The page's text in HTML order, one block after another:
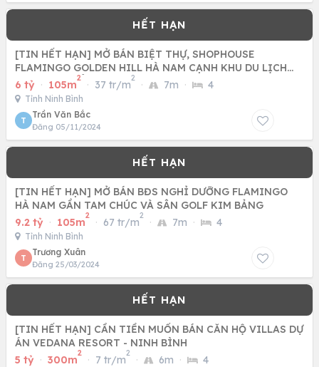
[TIN HẾT HẠN] MỞ BÁN BIỆT THỰ, SHOPHOUSE
FLAMINGO GOLDEN HILL HÀ NAM CẠNH KHU DU LỊCH
TAM CHÚC SỔ ĐỎ LÂU DÀI
6 tỷ · 105m
2
· 37 tr/m
2
· 7m · 4
Tỉnh Ninh Bình
T
Trần Văn Bắc
Đăng 05/11/2024
[TIN HẾT HẠN] MỞ BÁN BĐS NGHỈ DƯỠNG FLAMINGO
HÀ NAM GẦN TAM CHÚC VÀ SÂN GOLF KIM BẢNG
9.2 tỷ · 105m
2
· 67 tr/m
2
· 7m · 4
Tỉnh Ninh Bình
T
Trương Xuân
Đăng 25/03/2024
[TIN HẾT HẠN] CẦN TIỀN MUỐN BÁN CĂN HỘ VILLAS DỰ
ÁN VEDANA RESORT - NINH BÌNH
5 tỷ · 300m
2
· 7 tr/m
2
· 6m · 4